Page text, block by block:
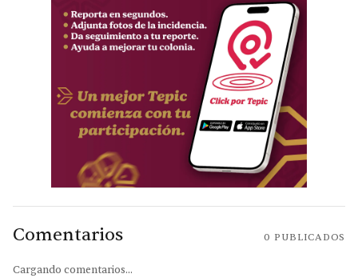
Comentarios 0 PUBLICADOS
Cargando comentarios...